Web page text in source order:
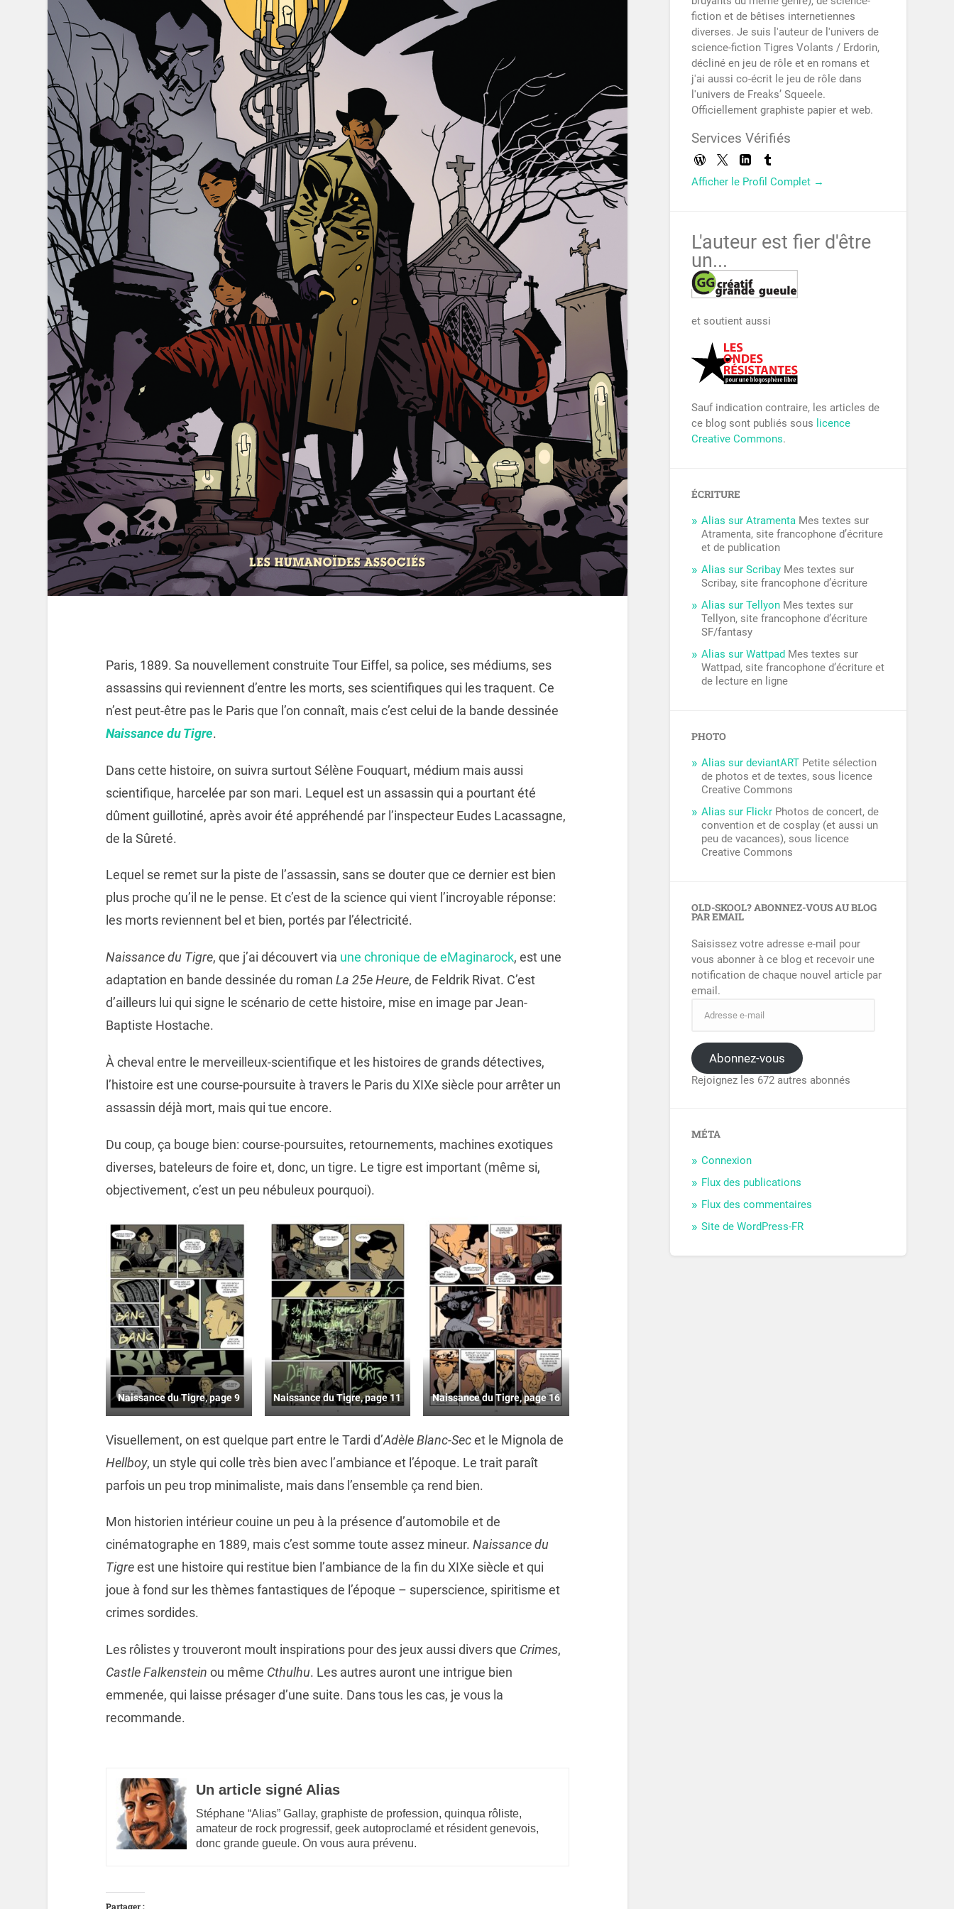
Paris, 1889. Sa nouvellement construite Tour Eiffel, sa police, ses médiums, ses
assassins qui reviennent d’entre les morts, ses scientifiques qui les traquent. Ce
n’est peut-être pas le Paris que l’on connaît, mais c’est celui de la bande dessinée
Naissance du Tigre.
Dans cette histoire, on suivra surtout Sélène Fouquart, médium mais aussi
scientifique, harcelée par son mari. Lequel est un assassin qui a pourtant été
dûment guillotiné, après avoir été appréhendé par l’inspecteur Eudes Lacassagne,
de la Sûreté.
Lequel se remet sur la piste de l’assassin, sans se douter que ce dernier est bien
plus proche qu’il ne le pense. Et c’est de la science qui vient l’incroyable réponse:
les morts reviennent bel et bien, portés par l’électricité.
Naissance du Tigre, que j’ai découvert via une chronique de eMaginarock, est une
adaptation en bande dessinée du roman La 25e Heure, de Feldrik Rivat. C’est
d’ailleurs lui qui signe le scénario de cette histoire, mise en image par Jean-
Baptiste Hostache.
À cheval entre le merveilleux-scientifique et les histoires de grands détectives,
l’histoire est une course-poursuite à travers le Paris du XIXe siècle pour arrêter un
assassin déjà mort, mais qui tue encore.
Du coup, ça bouge bien: course-poursuites, retournements, machines exotiques
diverses, bateleurs de foire et, donc, un tigre. Le tigre est important (même si,
objectivement, c’est un peu nébuleux pourquoi).
Naissance du Tigre, page 9 Naissance du Tigre, page 11 Naissance du Tigre, page 16
Visuellement, on est quelque part entre le Tardi d’Adèle Blanc-Secet le Mignola de
Hellboy, un style qui colle très bien avec l’ambiance et l’époque. Le trait paraît
parfois un peu trop minimaliste, mais dans l’ensemble ça rend bien.
Mon historien intérieur couine un peu à la présence d’automobile et de
cinématographe en 1889, mais c’est somme toute assez mineur. Naissance du
Tigreest une histoire qui restitue bien l’ambiance de la fin du XIXe siècle et qui
joue à fond sur les thèmes fantastiques de l’époque – superscience, spiritisme et
crimes sordides.
Les rôlistes y trouveront moult inspirations pour des jeux aussi divers que Crimes,
Castle Falkenstein ou même Cthulhu. Les autres auront une intrigue bien
emmenée, qui laisse présager d’une suite. Dans tous les cas, je vous la
recommande.
Un article signé Alias
Stéphane “Alias” Gallay, graphiste de profession, quinqua rôliste,
amateur de rock progressif, geek autoproclamé et résident genevois,
donc grande gueule. On vous aura prévenu.
Partager :
fiction et de bêtises internetiennes
diverses. Je suis l'auteur de l'univers de
science-fiction Tigres Volants / Erdorin,
décliné en jeu de rôle et en romans et
j'ai aussi co-écrit le jeu de rôle dans
l'univers de Freaks’ Squeele.
Officiellement graphiste papier et web.
Services Vérifiés
Afficher le Profil Complet →
L'auteur est fier d'être
un...
et soutient aussi
Sauf indication contraire, les articles de
ce blog sont publiés sous licence
Creative Commons.
ÉCRITURE
Alias sur Atramenta Mes textes sur
Atramenta, site francophone d’écriture
et de publication
Alias sur Scribay Mes textes sur
Scribay, site francophone d’écriture
Alias sur Tellyon Mes textes sur
Tellyon, site francophone d’écriture
SF/fantasy
Alias sur Wattpad Mes textes sur
Wattpad, site francophone d’écriture et
de lecture en ligne
PHOTO
Alias sur deviantART Petite sélection
de photos et de textes, sous licence
Creative Commons
Alias sur Flickr Photos de concert, de
convention et de cosplay (et aussi un
peu de vacances), sous licence
Creative Commons
OLD-SKOOL? ABONNEZ-VOUS AU BLOG
PAR EMAIL
Saisissez votre adresse e-mail pour
vous abonner à ce blog et recevoir une
notification de chaque nouvel article par
email.
Abonnez-vous
Rejoignez les 672 autres abonnés
MÉTA
Connexion
Flux des publications
Flux des commentaires
Site de WordPress-FR